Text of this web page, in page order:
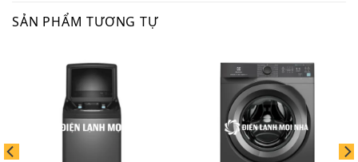
SẢN PHẨM TƯƠNG TỰ